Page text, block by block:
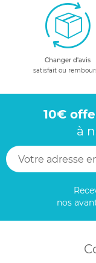
Changer d'avis
satisfait ou
10€
à
nos